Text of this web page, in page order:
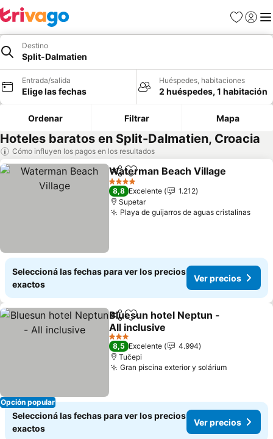
Favoritos
Iniciar
Destino
Split-Dalmatien
Entrada/salida
Elige las fechas
Huéspedes, habitaciones
2 huéspedes, 1 habitación
Ordenar Filtrar Mapa
Hoteles baratos en Split-Dalmatien, Croacia
Cómo influyen los pagos en los resultados
CompartirAñadir a favoritos
Waterman Beach Village
4 Estrellas
8,8 Excelente
1.212
Supetar
Playa de guijarros de aguas cristalinas
Seleccioná las fechas para ver los precios
exactos
Ver precios
Opción popular
CompartirAñadir a favoritos
Bluesun hotel Neptun -
All inclusive
3 Estrellas
8,5 Excelente
4.994
Tučepi
Gran piscina exterior y solárium
Seleccioná las fechas para ver los precios
exactos
Ver precios